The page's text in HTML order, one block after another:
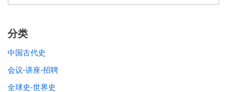
分类
中国古代史
会议-讲座-招聘
全球史-世界史